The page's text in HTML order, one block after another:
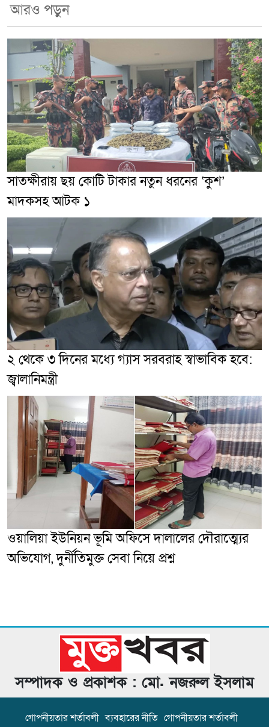
আরও পড়ুন
সাতক্ষীরায় ছয় কোটি টাকার নতুন ধরনের ‘কুশ’
মাদকসহ আটক ১
২ থেকে ৩ দিনের মধ্যে গ্যাস সরবরাহ স্বাভাবিক হবে:
জ্বালানিমন্ত্রী
ওয়ালিয়া ইউনিয়ন ভূমি অফিসে দালালের দৌরাত্ম্যের
অভিযোগ, দুর্নীতিমুক্ত সেবা নিয়ে প্রশ্ন
সম্পাদক ও প্রকাশক : মো. নজরুল ইসলাম
গোপনীয়তার শর্তাবলী ব্যবহারের নীতি গোপনীয়তার শর্তাবলী